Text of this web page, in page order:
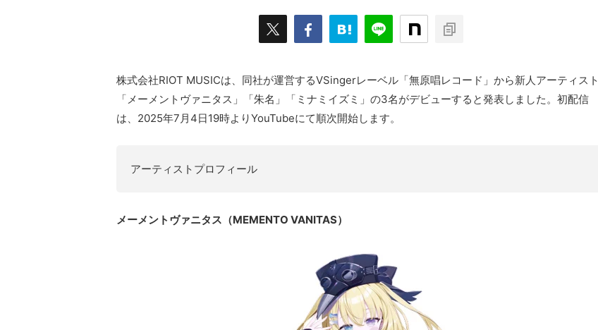
株式会社RIOT MUSICは、同社が運営するVSingerレーベル「無原唱レコード」から新人アーティスト
「メーメントヴァニタス」「朱名」「ミナミイズミ」の3名がデビューすると発表しました。初配信
は、2025年7月4日19時よりYouTubeにて順次開始します。
アーティストプロフィール
メーメントヴァニタス（MEMENTO VANITAS）